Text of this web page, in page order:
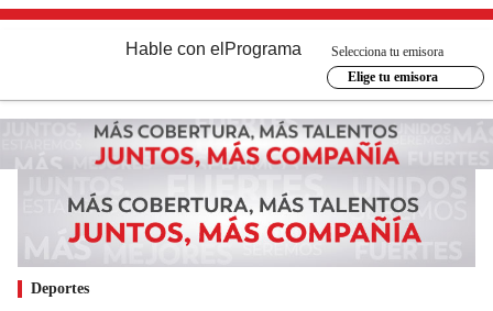
Hable con el Programa
Selecciona tu emisora
Elige tu emisora
Deportes